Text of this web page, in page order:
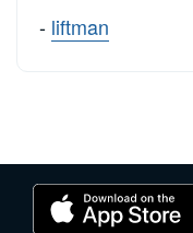
- liftman